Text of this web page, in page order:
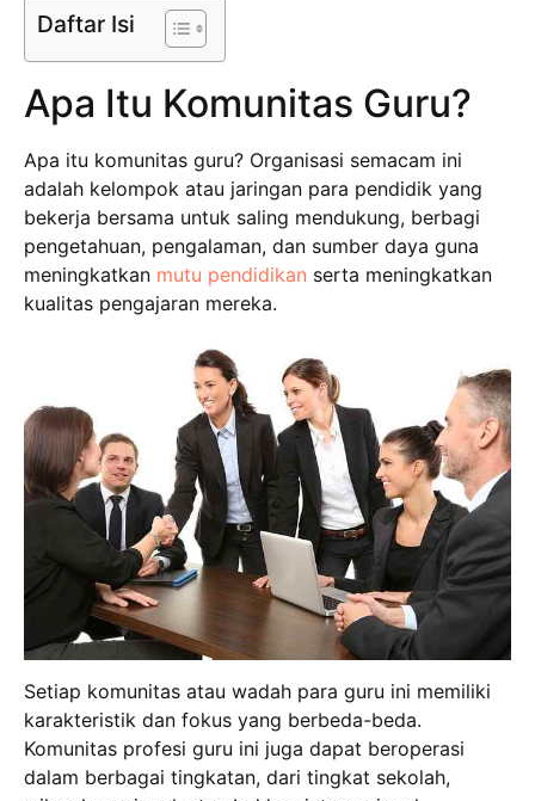
Daftar Isi
Apa Itu Komunitas Guru?
Apa itu komunitas guru? Organisasi semacam ini
adalah kelompok atau jaringan para pendidik yang
bekerja bersama untuk saling mendukung, berbagi
pengetahuan, pengalaman, dan sumber daya guna
meningkatkan mutu pendidikan serta meningkatkan
kualitas pengajaran mereka.
Setiap komunitas atau wadah para guru ini memiliki
karakteristik dan fokus yang berbeda-beda.
Komunitas profesi guru ini juga dapat beroperasi
dalam berbagai tingkatan, dari tingkat sekolah,